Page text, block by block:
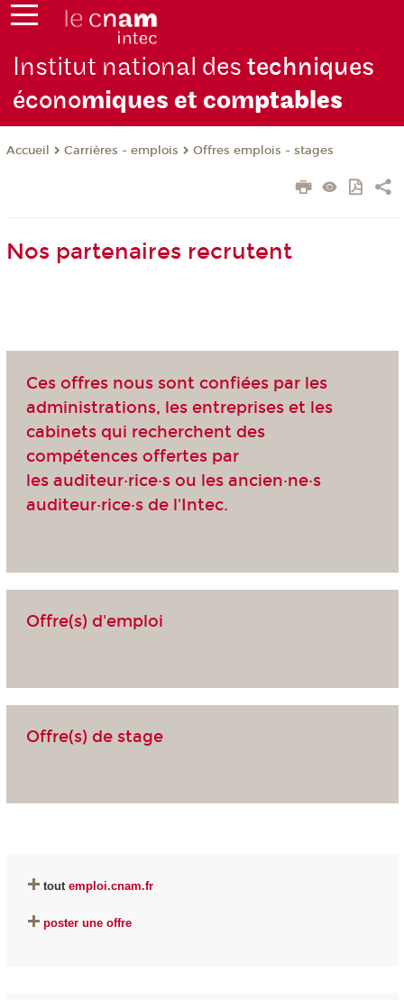
Institut national destechniques
économiques et comptables
Accueil Carrières - emplois Offres emplois - stages
Nos partenaires recrutent
Ces offres nous sont confiées par les
administrations, les entreprises et les
cabinets qui recherchent des
compétences offertes par
les auditeur·rice·s ou les ancien·ne·s
auditeur·rice·s de l'Intec.
Offre(s) d'emploi
Offre(s) de stage
tout emploi.cnam.fr
poster une offre